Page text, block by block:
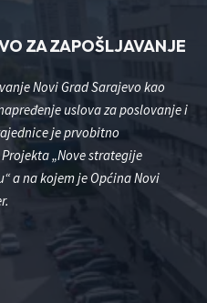
ZA ZAPOŠLJAVANJE
Novi Grad Sarajevo kao
uslova za poslovanje i
je prvobitno
„Nove strategije
a na kojem je Općina Novi